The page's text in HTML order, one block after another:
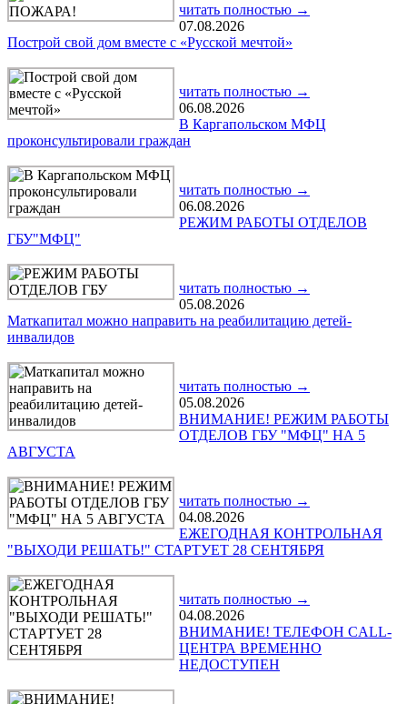
читать полностью →
07.08.2026
Построй свой дом вместе с «Русской мечтой»
читать полностью →
06.08.2026
В Каргапольском МФЦ
проконсультировали граждан
читать полностью →
06.08.2026
РЕЖИМ РАБОТЫ ОТДЕЛОВ
ГБУ"МФЦ"
читать полностью →
05.08.2026
Маткапитал можно направить на реабилитацию детей-
инвалидов
читать полностью →
05.08.2026
ВНИМАНИЕ! РЕЖИМ РАБОТЫ
ОТДЕЛОВ ГБУ "МФЦ" НА 5
АВГУСТА
читать полностью →
04.08.2026
ЕЖЕГОДНАЯ КОНТРОЛЬНАЯ
"ВЫХОДИ РЕШАТЬ!" СТАРТУЕТ 28 СЕНТЯБРЯ
читать полностью →
04.08.2026
ВНИМАНИЕ! ТЕЛЕФОН CALL-
ЦЕНТРА ВРЕМЕННО
НЕДОСТУПЕН